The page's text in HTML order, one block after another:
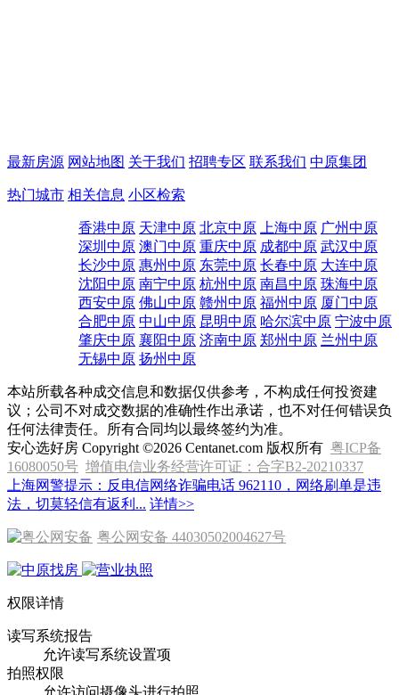
最新房源 网站地图 关于我们 招聘专区 联系我们 中原集团
热门城市 相关信息 小区检索
香港中原 天津中原 北京中原 上海中原 广州中原
深圳中原 澳门中原 重庆中原 成都中原 武汉中原
长沙中原 惠州中原 东莞中原 长春中原 大连中原
沈阳中原 南宁中原 杭州中原 南昌中原 珠海中原
西安中原 佛山中原 赣州中原 福州中原 厦门中原
合肥中原 中山中原 昆明中原 哈尔滨中原 宁波中原
肇庆中原 襄阳中原 济南中原 郑州中原 兰州中原
无锡中原 扬州中原
本站所载各种成交信息和数据仅供参考，不构成任何投资建
议；公司不对成交数据的准确性作出承诺，也不对任何错误负
任何法律责任。所有合同均以最终签约为准。
安心选好房 Copyright ©2026 Centanet.com 版权所有 粤ICP备
16080050号 增值电信业务经营许可证：合字B2-20210337
上海网警提示：反电信网络诈骗电话 962110，网络刷单是违
法，切莫轻信有返利... 详情>>
粤公网安备 44030502004627号
权限详情
读写系统报告
允许读写系统设置项
拍照权限
允许访问摄像头进行拍照